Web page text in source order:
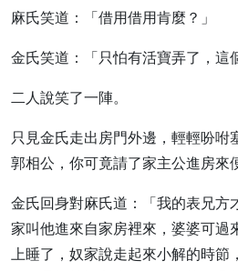
麻氏笑道：「借用借用肯麼？」
金氏笑道：「只怕有活寶弄了，這
二人說笑了一陣。
只見金氏走出房門外邊，輕輕吩咐
郭相公，你可竟請了家主公進房來
金氏回身對麻氏道：「我的表兄方
家叫他進來自家房裡來，婆婆可過
上睡了，奴家說走起來小解的時節